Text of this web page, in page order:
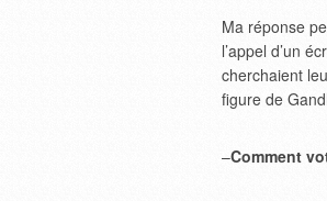
Ma réponse
l’appel d’un
cherchaient
figure de
–Comment